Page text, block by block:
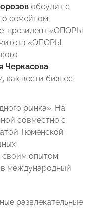
обсудит с
о семейном
президент «ОПОРЫ
«ОПОРЫ
Черкасова
как вести бизнес
рынка». На
совместно с
Тюменской
своим опытом
международный
развлекательные